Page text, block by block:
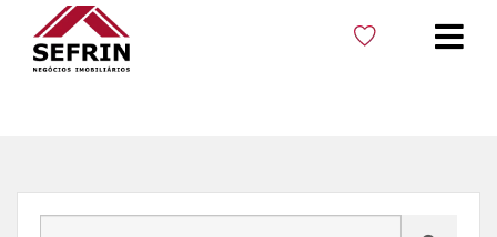
Início»Blog »Garantia locatícia